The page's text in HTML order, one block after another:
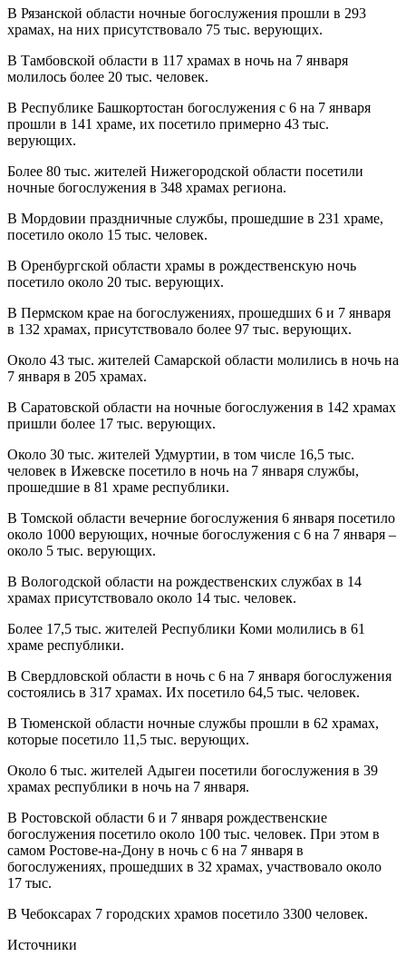
В Рязанской области ночные богослужения прошли в 293
храмах, на них присутствовало 75 тыс. верующих.
В Тамбовской области в 117 храмах в ночь на 7 января
молилось более 20 тыс. человек.
В Республике Башкортостан богослужения с 6 на 7 января
прошли в 141 храме, их посетило примерно 43 тыс.
верующих.
Более 80 тыс. жителей Нижегородской области посетили
ночные богослужения в 348 храмах региона.
В Мордовии праздничные службы, прошедшие в 231 храме,
посетило около 15 тыс. человек.
В Оренбургской области храмы в рождественскую ночь
посетило около 20 тыс. верующих.
В Пермском крае на богослужениях, прошедших 6 и 7 января
в 132 храмах, присутствовало более 97 тыс. верующих.
Около 43 тыс. жителей Самарской области молились в ночь на
7 января в 205 храмах.
В Саратовской области на ночные богослужения в 142 храмах
пришли более 17 тыс. верующих.
Около 30 тыс. жителей Удмуртии, в том числе 16,5 тыс.
человек в Ижевске посетило в ночь на 7 января службы,
прошедшие в 81 храме республики.
В Томской области вечерние богослужения 6 января посетило
около 1000 верующих, ночные богослужения с 6 на 7 января –
около 5 тыс. верующих.
В Вологодской области на рождественских службах в 14
храмах присутствовало около 14 тыс. человек.
Более 17,5 тыс. жителей Республики Коми молились в 61
храме республики.
В Свердловской области в ночь с 6 на 7 января богослужения
состоялись в 317 храмах. Их посетило 64,5 тыс. человек.
В Тюменской области ночные службы прошли в 62 храмах,
которые посетило 11,5 тыс. верующих.
Около 6 тыс. жителей Адыгеи посетили богослужения в 39
храмах республики в ночь на 7 января.
В Ростовской области 6 и 7 января рождественские
богослужения посетило около 100 тыс. человек. При этом в
самом Ростове-на-Дону в ночь с 6 на 7 января в
богослужениях, прошедших в 32 храмах, участвовало около
17 тыс.
В Чебоксарах 7 городских храмов посетило 3300 человек.
Источники